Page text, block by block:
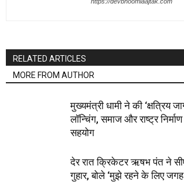
RELATED ARTICLES
MORE FROM AUTHOR
मुख्यमंत्री धामी ने की ‘क्षत्रिय
लॉन्चिंग, समाज और राष्ट्र
सहयोग
देर रात क्रिकेटर ऋषभ पंत ने
गुहार, बोले ‘मुझे रहने के लिए जगह